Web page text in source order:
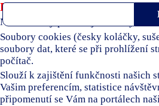
Používáme soubory cookies
Naše stránky používají soubory
Soubory cookies (česky koláčky,
soubory dat, které se při prohlížení
počítač.
Slouží k zajištění funkčnosti našich
Vašim preferencím, statistice
připomenutí se Vám na portálech